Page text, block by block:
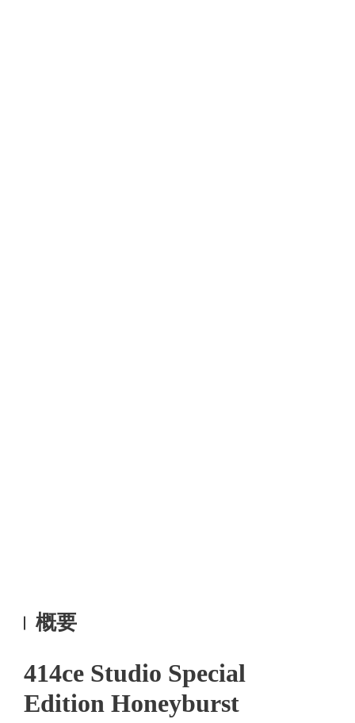
概要
414ce Studio Special
Edition Honeyburst